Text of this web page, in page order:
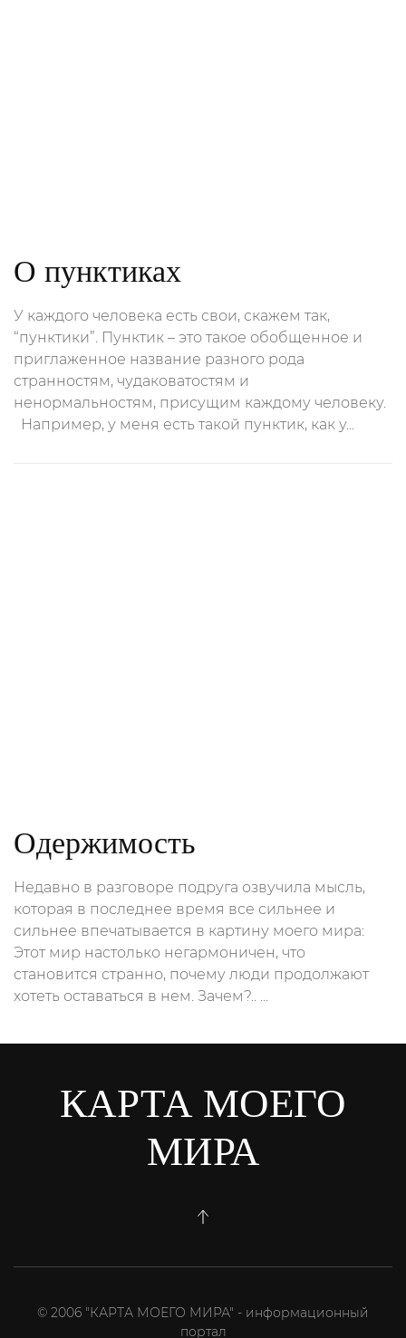
О пунктиках
У каждого человека есть свои, скажем так,
“пунктики”. Пунктик – это такое обобщенное и
приглаженное название разного рода
странностям, чудаковатостям и
ненормальностям, присущим каждому человеку.
Например, у меня есть такой пунктик, как у...
Одержимость
Недавно в разговоре подруга озвучила мысль,
которая в последнее время все сильнее и
сильнее впечатывается в картину моего мира:
Этот мир настолько негармоничен, что
становится странно, почему люди продолжают
хотеть оставаться в нем. Зачем?.. ...
КАРТА МОЕГО
МИРА
© 2006 "КАРТА МОЕГО МИРА" - информационный
портал